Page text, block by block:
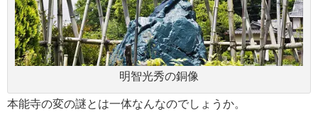
明智光秀の銅像
本能寺の変の謎とは一体なんなのでしょうか。